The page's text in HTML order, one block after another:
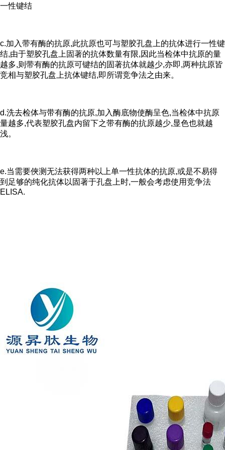
一性键结
c.加入带有酶的抗原,此抗原也可与塑胶孔盘上的抗体进行一性键
结,由于塑胶孔盘上固著的抗体数量有限,因此当检体中抗原的量
越多,则带有酶的抗原可键结的固著抗体就越少,亦即,两种抗原皆
竞相与塑胶孔盘上抗体键结,即所谓竞争法之由来。
d.洗去检体与带有酶的抗原,加入酶底物使酶呈色,当检体中抗原
量越多,代表塑胶孔盘内留下之带有酶的抗原越少,显色也就越
浅。
e.当需要俠测无法获得两种以上单一性抗体的抗原,或是不易得
到足够的纯化抗体以固著于孔盘上时,一般会考虑使用竞争法
ELISA.